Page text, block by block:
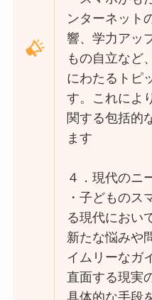
ンターネット
響、学力アッ
もの自立など
にわたるトピ
す。これによ
関する包括的
ます
４．現代のニ
・子どものス
る現代におい
新たな悩みや
イムリーなガ
直面する現実
具体的な手段